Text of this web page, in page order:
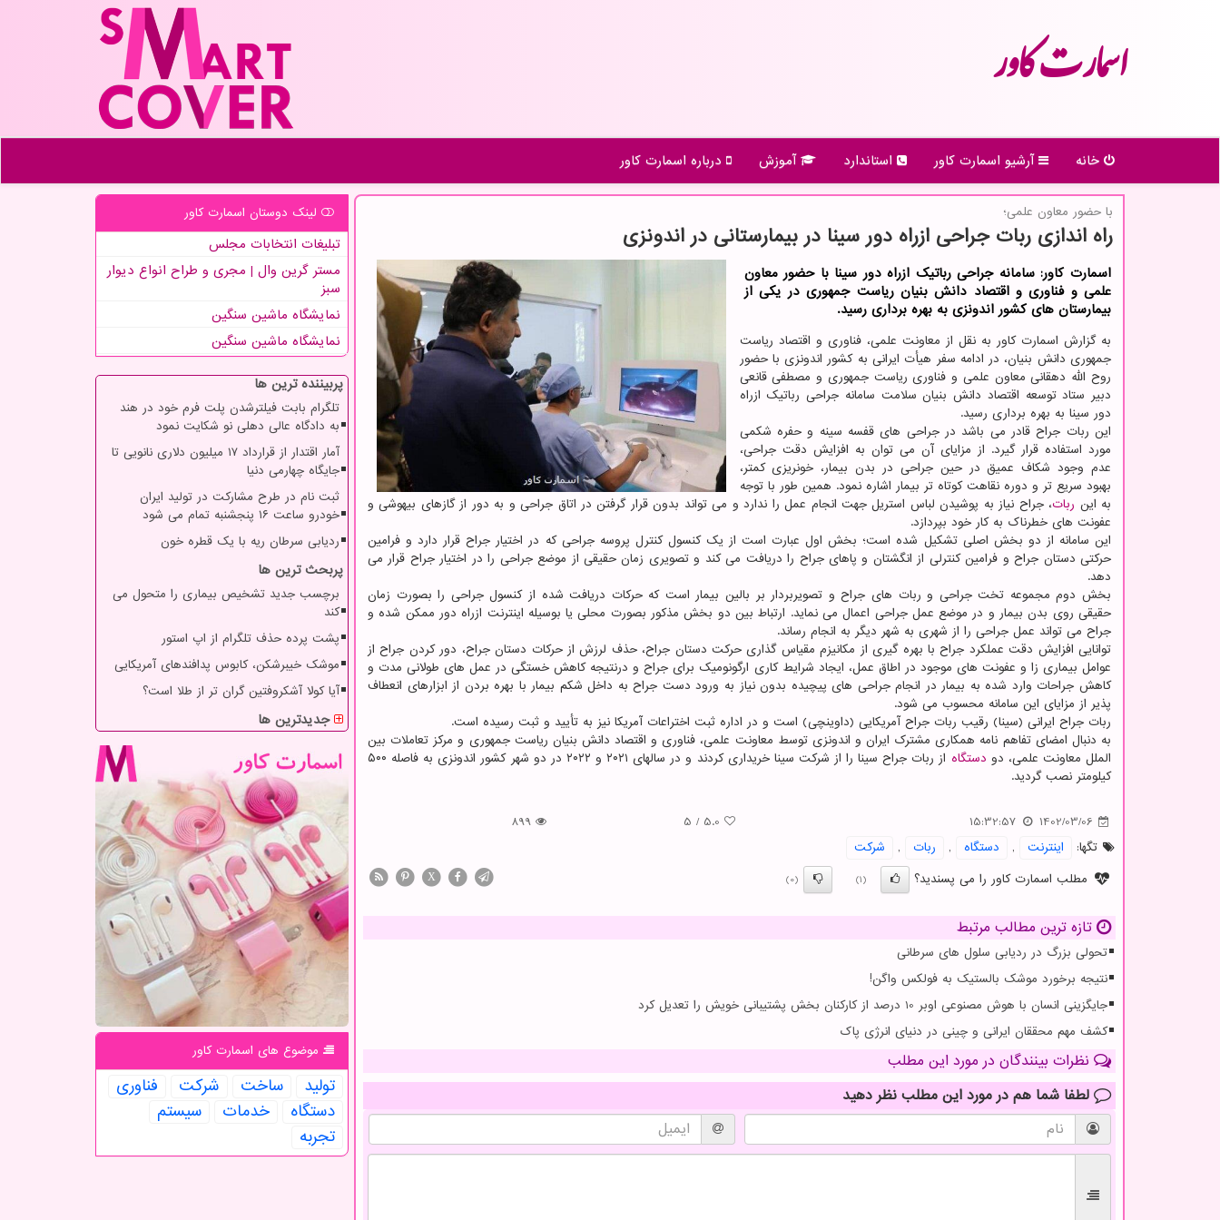
اسمارت كاور
خانه آرشیو اسمارت كاور استاندارد آموزش درباره اسمارت كاور
با حضور معاون علمی؛
راه اندازی ربات جراحی ازراه دور سینا در بیمارستانی در اندونزی
اسمارت کاور: سامانه جراحی رباتیک ازراه دور سینا با حضور معاون
علمی و فناوری و اقتصاد دانش بنیان ریاست جمهوری در یکی از
بیمارستان های کشور اندونزی به بهره برداری رسید.
به گزارش اسمارت کاور به نقل از معاونت علمی، فناوری و اقتصاد ریاست
جمهوری دانش بنیان، در ادامه سفر هیأت ایرانی به کشور اندونزی با حضور
روح الله دهقانی معاون علمی و فناوری ریاست جمهوری و مصطفی قانعی
دبیر ستاد توسعه اقتصاد دانش بنیان سلامت سامانه جراحی رباتیک ازراه
دور سینا به بهره برداری رسید.
این ربات جراح قادر می باشد در جراحی های قفسه سینه و حفره شکمی
مورد استفاده قرار گیرد. از مزایای آن می توان به افزایش دقت جراحی،
عدم وجود شکاف عمیق در حین جراحی در بدن بیمار، خونریزی کمتر،
بهبود سریع تر و دوره نقاهت کوتاه تر بیمار اشاره نمود. همین طور با توجه
به این ربات، جراح نیاز به پوشیدن لباس استریل جهت انجام عمل را ندارد و می تواند بدون قرار گرفتن در اتاق جراحی و به دور از گازهای بیهوشی و
عفونت های خطرناک به کار خود بپردازد.
این سامانه از دو بخش اصلی تشکیل شده است؛ بخش اول عبارت است از یک کنسول کنترل پروسه جراحی که در اختیار جراح قرار دارد و فرامین
حرکتی دستان جراح و فرامین کنترلی از انگشتان و پاهای جراح را دریافت می کند و تصویری زمان حقیقی از موضع جراحی را در اختیار جراح قرار می
دهد.
بخش دوم مجموعه تخت جراحی و ربات های جراح و تصویربردار بر بالین بیمار است که حرکات دریافت شده از کنسول جراحی را بصورت زمان
حقیقی روی بدن بیمار و در موضع عمل جراحی اعمال می نماید. ارتباط بین دو بخش مذکور بصورت محلی یا بوسیله اینترنت ازراه دور ممکن شده و
جراح می تواند عمل جراحی را از شهری به شهر دیگر به انجام رساند.
توانایی افزایش دقت عملکرد جراح با بهره گیری از مکانیزم مقیاس گذاری حرکت دستان جراح، حذف لرزش از حرکات دستان جراح، دور کردن جراح از
عوامل بیماری زا و عفونت های موجود در اطاق عمل، ایجاد شرایط کاری ارگونومیک برای جراح و درنتیجه کاهش خستگی در عمل های طولانی مدت و
کاهش جراحات وارد شده به بیمار در انجام جراحی های پیچیده بدون نیاز به ورود دست جراح به داخل شکم بیمار با بهره بردن از ابزارهای انعطاف
پذیر از مزایای این سامانه محسوب می شود.
ربات جراح ایرانی (سینا) رقیب ربات جراح آمریکایی (داوینچی) است و در اداره ثبت اختراعات آمریکا نیز به تأیید و ثبت رسیده است.
به دنبال امضای تفاهم نامه همکاری مشترک ایران و اندونزی توسط معاونت علمی، فناوری و اقتصاد دانش بنیان ریاست جمهوری و مرکز تعاملات بین
الملل معاونت علمی، دو دستگاه
از ربات جراح سینا را از شرکت سینا خریداری کردند و در سالهای ۲۰۲۱ و ۲۰۲۲ در دو شهر کشور اندونزی به فاصله ۵۰۰
کیلومتر نصب گردید.
1402/03/06
15:32:57
5.0
/
5
899
تگها:
اینترنت , دستگاه , ربات ,
شركت
مطلب اسمارت کاور را می پسندید؟
(1)
(0)
X
تازه ترین مطالب مرتبط
تحولی بزرگ در ردیابی سلول های سرطانی
نتیجه برخورد موشک بالستیک به فولکس واگن!
جایگزینی انسان با هوش مصنوعی اوبر 10 درصد از کارکنان بخش پشتیبانی خویش را تعدیل کرد
کشف مهم محققان ایرانی و چینی در دنیای انرژی پاک
نظرات بینندگان در مورد این مطلب
لطفا شما هم در مورد این مطلب نظر دهید
لینک دوستان اسمارت كاور
تبلیغات انتخابات مجلس
مستر گرین وال | مجری و طراح انواع دیوار
سبز
نمایشگاه ماشین سنگین
نمایشگاه ماشین سنگین
پربیننده ترین ها
تلگرام بابت فیلترشدن پلت فرم خود در هند
به دادگاه عالی دهلی نو شکایت نمود
آمار اقتدار از قرارداد ۱۷ میلیون دلاری نانویی تا
جایگاه چهارمی دنیا
ثبت نام در طرح مشارکت در تولید ایران
خودرو ساعت ۱۶ پنجشنبه تمام می شود
ردیابی سرطان ریه با یک قطره خون
پربحث ترین ها
برچسب جدید تشخیص بیماری را متحول می
کند
پشت پرده حذف تلگرام از اپ استور
موشک خیبرشکن، کابوس پدافندهای آمریکایی
آیا کولا آشکروفتین گران تر از طلا است؟
جدیدترین ها
موضوع های اسمارت كاور
تولید ساخت شركت
فناوری
دستگاه
خدمات
سیستم
تجربه